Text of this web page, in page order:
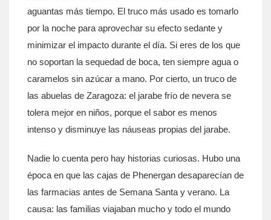
aguantas más tiempo. El truco más usado es tomarlo
por la noche para aprovechar su efecto sedante y
minimizar el impacto durante el día. Si eres de los que
no soportan la sequedad de boca, ten siempre agua o
caramelos sin azúcar a mano. Por cierto, un truco de
las abuelas de Zaragoza: el jarabe frío de nevera se
tolera mejor en niños, porque el sabor es menos
intenso y disminuye las náuseas propias del jarabe.
Nadie lo cuenta pero hay historias curiosas. Hubo una
época en que las cajas de Phenergan desaparecían de
las farmacias antes de Semana Santa y verano. La
causa: las familias viajaban mucho y todo el mundo